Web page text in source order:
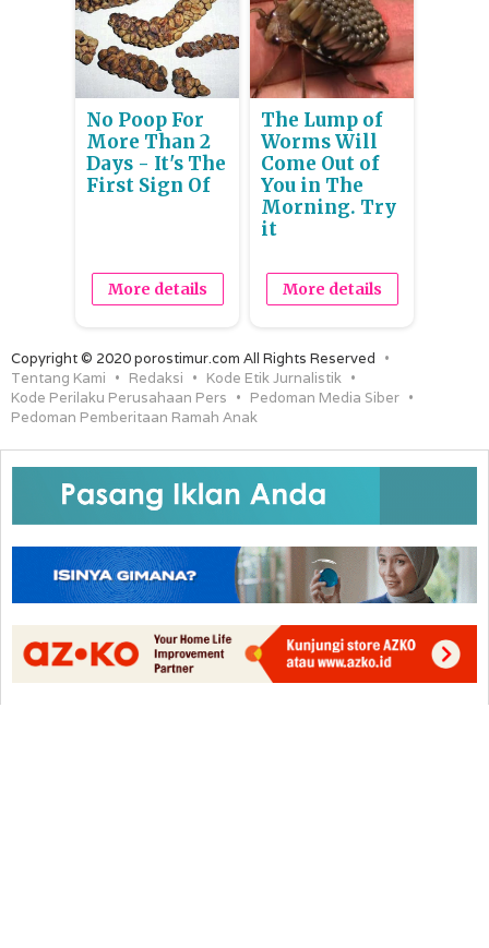
No Poop For
More Than 2
Days - It's The
First Sign Of
More details
The Lump of
Worms Will
Come Out of
You in The
Morning. Try
it
More details
Copyright © 2020 porostimur.com All Rights Reserved
Tentang Kami
Redaksi
Kode Etik Jurnalistik
Kode Perilaku Perusahaan Pers
Pedoman Media Siber
Pedoman Pemberitaan Ramah Anak